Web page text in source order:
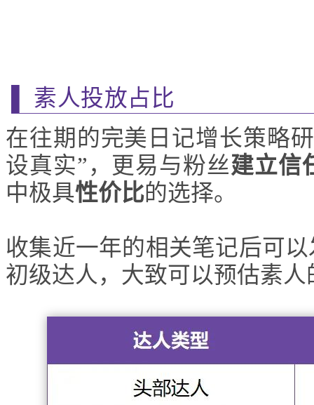
▌ 素人投放占比
在往期的完美日记增长策略
设真实”，更易与粉丝建立信
中极具性价比的选择。
收集近一年的相关笔记后可
初级达人，大致可以预估素